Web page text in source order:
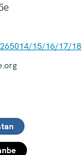
15/16/17/18